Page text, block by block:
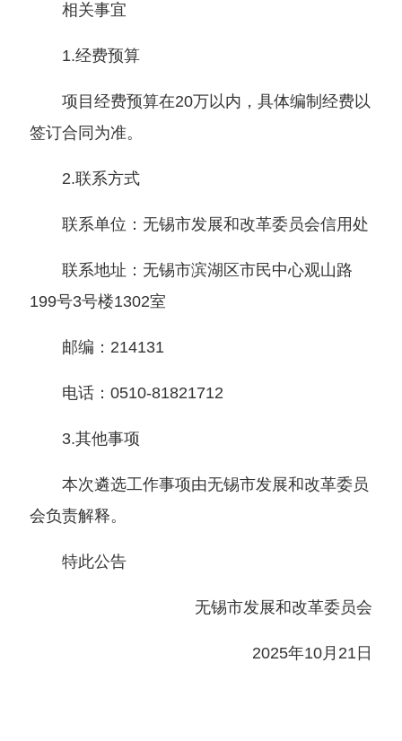
相关事宜
1.经费预算
项目经费预算在20万以内，具体编制经费以
签订合同为准。
2.联系方式
联系单位：无锡市发展和改革委员会信用处
联系地址：无锡市滨湖区市民中心观山路
199号3号楼1302室
邮编：214131
电话：0510-81821712
3.其他事项
本次遴选工作事项由无锡市发展和改革委员
会负责解释。
特此公告
无锡市发展和改革委员会
2025年10月21日